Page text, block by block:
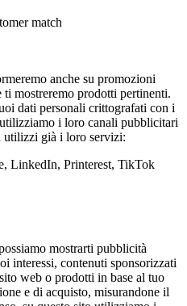
match
anche su promozioni
ti mostreremo prodotti pertinenti.
dati personali crittografati con i
i loro canali pubblicitari
utilizzi già i loro servizi:
LinkedIn, Printerest, TikTok
mostrarti pubblicità
interessi, contenuti sponsorizzati
web o prodotti in base al tuo
e di acquisto, misurandone il